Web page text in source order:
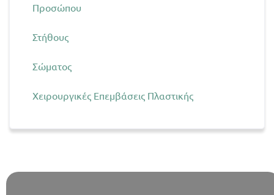
Προσώπου
Στήθους
Σώματος
Χειρουργικές Επεμβάσεις Πλαστικής